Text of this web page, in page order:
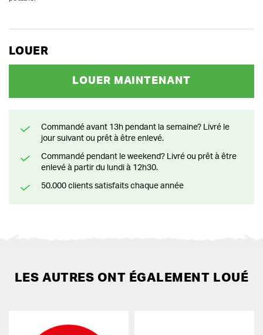
LOUER
LOUER MAINTENANT
Commandé avant 13h pendant la semaine? Livré le
jour suivant ou prêt à être enlevé.
Commandé pendant le weekend? Livré ou prêt à être
enlevé à partir du lundi à 12h30.
50.000 clients satisfaits chaque année
LES AUTRES ONT ÉGALEMENT LOUÉ